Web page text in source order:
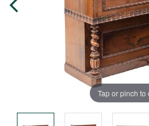
Tap or pinch to